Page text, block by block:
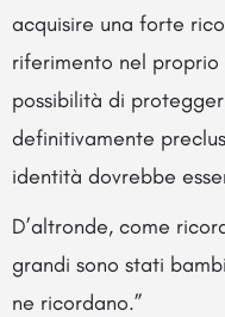
acquisire una forte
riferimento nel
possibilità di
definitivamente
identità dovrebbe
D’altronde, come
grandi sono stati
ne ricordano.”